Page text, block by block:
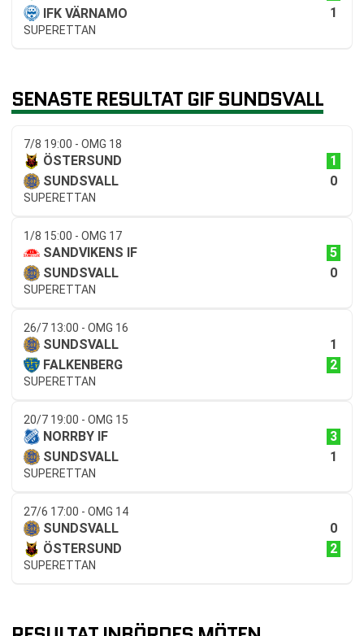
IFK VÄRNAMO
1
SUPERETTAN
SENASTE RESULTAT GIF SUNDSVALL
7/8 19:00 - OMG 18
ÖSTERSUND
1
SUNDSVALL
0
SUPERETTAN
1/8 15:00 - OMG 17
SANDVIKENS IF
5
SUNDSVALL
0
SUPERETTAN
26/7 13:00 - OMG 16
SUNDSVALL
1
FALKENBERG
2
SUPERETTAN
20/7 19:00 - OMG 15
NORRBY IF
3
SUNDSVALL
1
SUPERETTAN
27/6 17:00 - OMG 14
SUNDSVALL
0
ÖSTERSUND
2
SUPERETTAN